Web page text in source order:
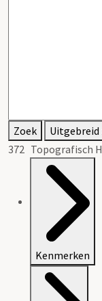
Zoek
Uitgebreid
372 Topografisch
Kenmerken